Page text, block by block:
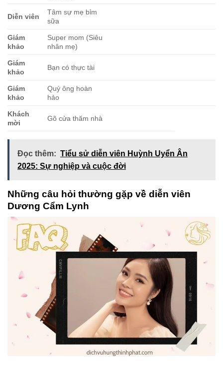
Diễn viên
Tâm sự mẹ bỉm
sữa
Giám
khảo
Super mom (Siêu
nhân mẹ)
Giám
khảo
Bạn có thực tài
Giám
khảo
Quý ông hoàn
hảo
Khách
mời
Gõ cửa thăm nhà
Đọc thêm: Tiểu sử diễn viên Huỳnh Uyển Ân
2025: Sự nghiệp và cuộc đời
Những câu hỏi thường gặp về diễn viên
Dương Cẩm Lynh